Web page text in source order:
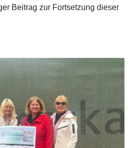
Beitrag zur Fortsetzung dieser